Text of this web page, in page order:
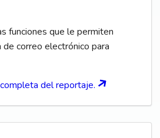
funciones que le permiten
correo electrónico para
del reportaje.